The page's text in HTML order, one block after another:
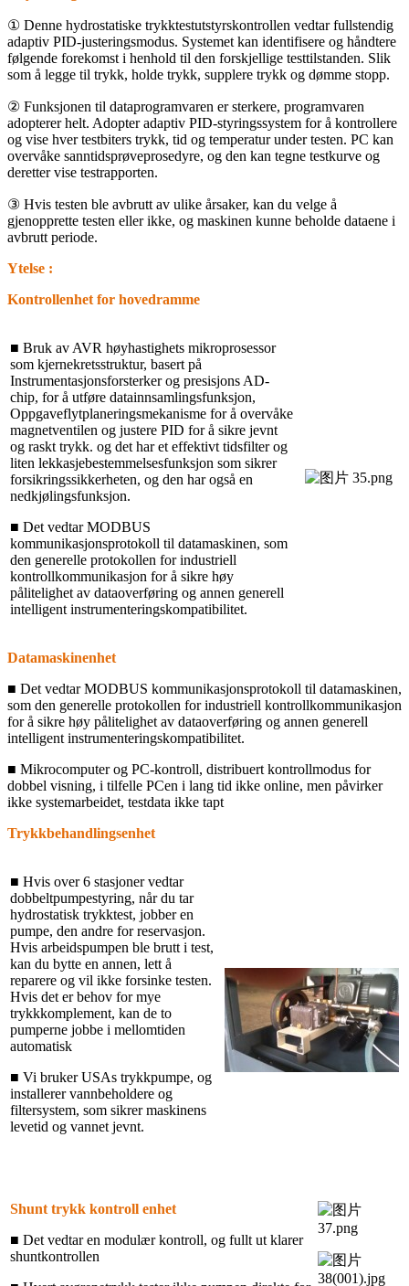
① Denne hydrostatiske trykktestutstyrskontrollen vedtar fullstendig
adaptiv PID-justeringsmodus. Systemet kan identifisere og håndtere
følgende forekomst i henhold til den forskjellige testtilstanden. Slik
som å legge til trykk, holde trykk, supplere trykk og dømme stopp.
② Funksjonen til dataprogramvaren er sterkere, programvaren
adopterer helt. Adopter adaptiv PID-styringssystem for å kontrollere
og vise hver testbiters trykk, tid og temperatur under testen. PC kan
overvåke sanntidsprøveprosedyre, og den kan tegne testkurve og
deretter vise testrapporten.
③ Hvis testen ble avbrutt av ulike årsaker, kan du velge å
gjenopprette testen eller ikke, og maskinen kunne beholde dataene i
avbrutt periode.
Ytelse :
Kontrollenhet for hovedramme
■ Bruk av AVR høyhastighets mikroprosessor
som kjernekretsstruktur, basert på
Instrumentasjonsforsterker og presisjons AD-
chip, for å utføre datainnsamlingsfunksjon,
Oppgaveflytplaneringsmekanisme for å overvåke
magnetventilen og justere PID for å sikre jevnt
og raskt trykk. og det har et effektivt tidsfilter og
liten lekkasjebestemmelsesfunksjon som sikrer
forsikringssikkerheten, og den har også en
nedkjølingsfunksjon.
■ Det vedtar MODBUS
kommunikasjonsprotokoll til datamaskinen, som
den generelle protokollen for industriell
kontrollkommunikasjon for å sikre høy
pålitelighet av dataoverføring og annen generell
intelligent instrumenteringskompatibilitet.
Datamaskinenhet
■ Det vedtar MODBUS kommunikasjonsprotokoll til datamaskinen,
som den generelle protokollen for industriell kontrollkommunikasjon
for å sikre høy pålitelighet av dataoverføring og annen generell
intelligent instrumenteringskompatibilitet.
■ Mikrocomputer og PC-kontroll, distribuert kontrollmodus for
dobbel visning, i tilfelle PCen i lang tid ikke online, men påvirker
ikke systemarbeidet, testdata ikke tapt
Trykkbehandlingsenhet
■ Hvis over 6 stasjoner vedtar
dobbeltpumpestyring, når du tar
hydrostatisk trykktest, jobber en
pumpe, den andre for reservasjon.
Hvis arbeidspumpen ble brutt i test,
kan du bytte en annen, lett å
reparere og vil ikke forsinke testen.
Hvis det er behov for mye
trykkkomplement, kan de to
pumperne jobbe i mellomtiden
automatisk
■ Vi bruker USAs trykkpumpe, og
installerer vannbeholdere og
filtersystem, som sikrer maskinens
levetid og vannet jevnt.
Shunt trykk kontroll enhet
■ Det vedtar en modulær kontroll, og fullt ut klarer
shuntkontrollen